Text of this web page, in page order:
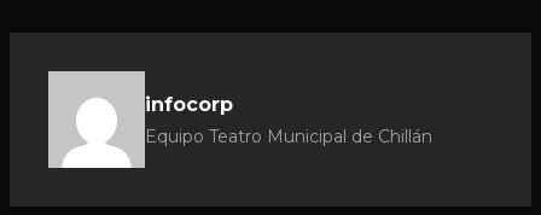
infocorp
Equipo Teatro Municipal de Chillán